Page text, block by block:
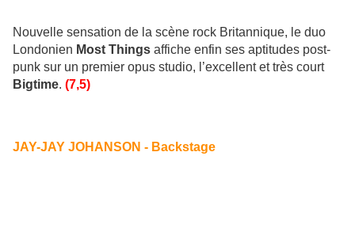
Nouvelle sensation de la scène rock Britannique, le duo
Londonien Most Things affiche enfin ses aptitudes post-
punk sur un premier opus studio, l’excellent et très court
Bigtime. (7,5)
JAY-JAY JOHANSON - Backstage